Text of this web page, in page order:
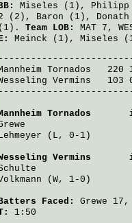
Miseles (1), Philipp
(2), Baron (1), Donath
(1). Team LOB:
MAT 7,
Meinck (1), Miseles
Tornados
220
Vermins
103
Tornados
(L, 0-1)
Vermins
(W, 1-0)
Faced: Grewe
1:50